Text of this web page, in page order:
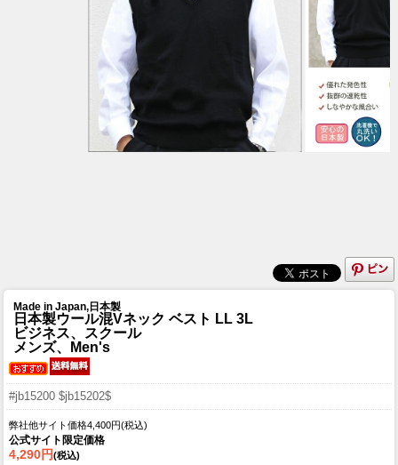
Made in Japan,日本製
日本製ウール混Vネック ベスト LL 3L
ビジネス、スクール
メンズ、Men's
#jb15200 $jb15202$
弊社他サイト価格4,400円(税込)
公式サイト限定価格
4,290円(税込)